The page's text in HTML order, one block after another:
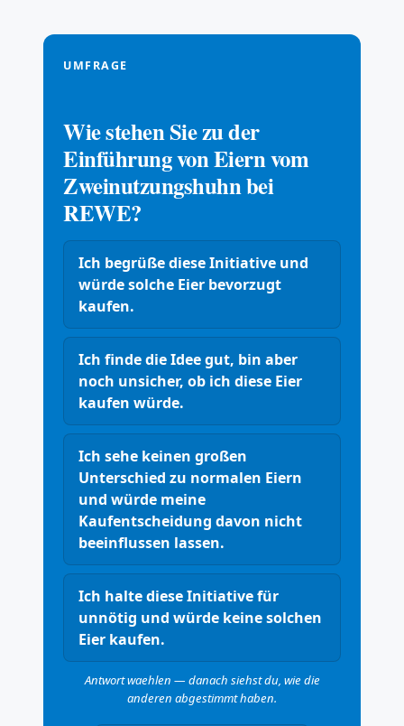
UMFRAGE
Wie stehen Sie zu der
Einführung von Eiern vom
Zweinutzungshuhn bei
REWE?
Ich begrüße diese Initiative und
würde solche Eier bevorzugt
kaufen.
Ich finde die Idee gut, bin aber
noch unsicher, ob ich diese Eier
kaufen würde.
Ich sehe keinen großen
Unterschied zu normalen Eiern
und würde meine
Kaufentscheidung davon nicht
beeinflussen lassen.
Ich halte diese Initiative für
unnötig und würde keine solchen
Eier kaufen.
Antwort waehlen — danach siehst du, wie die
anderen abgestimmt haben.